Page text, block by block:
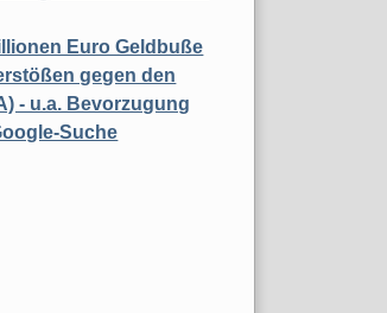
Euro Geldbuße
gegen den
- u.a. Bevorzugung
Suche